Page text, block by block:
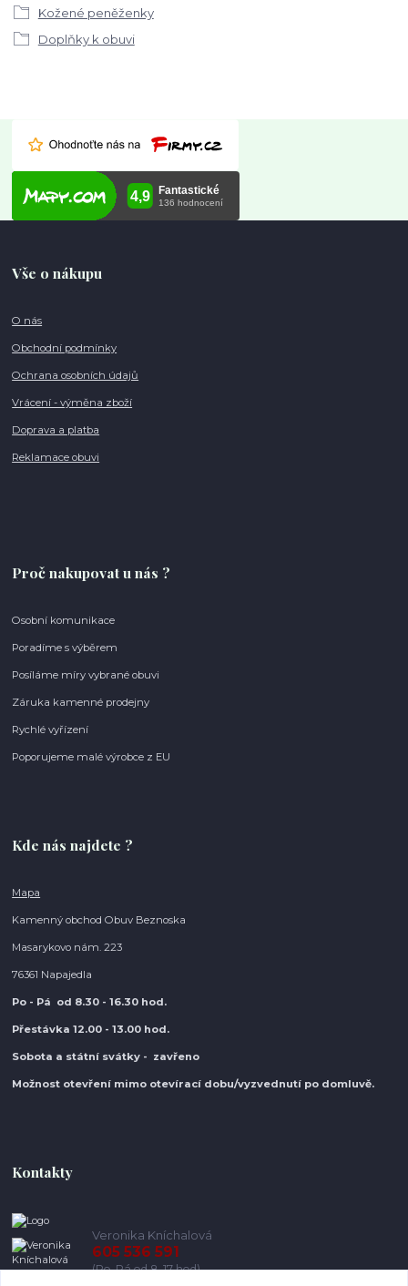
Kožené peněženky
Doplňky k obuvi
Vše o nákupu
O nás
Obchodní podmínky
Ochrana osobních údajů
Vrácení - výměna zboží
Doprava a platba
Reklamace obuvi
Proč nakupovat u nás ?
Osobní komunikace
Poradíme s výběrem
Posíláme míry vybrané obuvi
Záruka kamenné prodejny
Rychlé vyřízení
Poporujeme malé výrobce z EU
Kde nás najdete ?
Mapa
Kamenný obchod Obuv Beznoska
Masarykovo nám. 223
76361 Napajedla
Po - Pá od 8.30 - 16.30 hod.
Přestávka 12.00 - 13.00 hod.
Sobota a státní svátky - zavřeno
Možnost otevření mimo otevírací dobu/vyzvednutí po domluvě.
Kontakty
Veronika Kníchalová
605 536 591
(Po-Pá od 8-17 hod)